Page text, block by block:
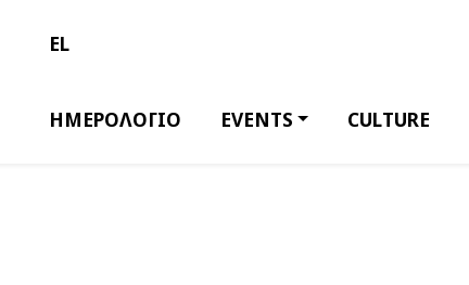
EL
ΗΜΕΡΟΛΟΓΙΟ EVENTS CULTURE